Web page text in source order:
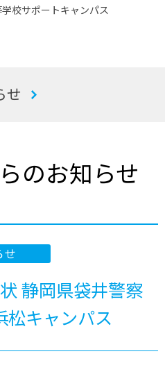
校サポートキャンパス
せ
のお知らせ
せ
静岡県袋井警察
松キャンパス